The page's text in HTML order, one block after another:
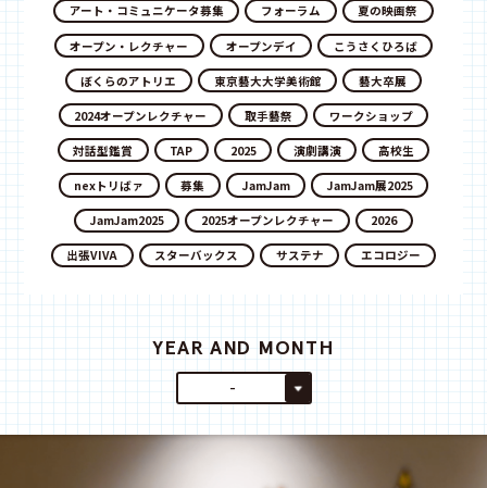
アート・コミュニケータ募集 フォーラム 夏の映画祭
オープン・レクチャー オープンデイ こうさくひろば
ぼくらのアトリエ 東京藝大大学美術館 藝大卒展
2024オープンレクチャー 取手藝祭 ワークショップ
対話型鑑賞 TAP 2025 演劇講演 高校生
nexトリばァ 募集 JamJam JamJam展2025
JamJam2025 2025オープンレクチャー 2026
出張VIVA スターバックス サステナ エコロジー
YEAR AND MONTH
-